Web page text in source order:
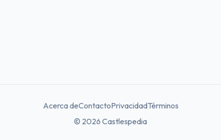
Acerca deContactoPrivacidadTérminos
© 2026 Castlespedia